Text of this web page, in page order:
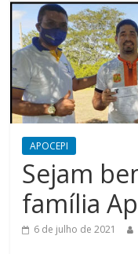
APOCEPI
Sejam
família
6 de julho de 2021